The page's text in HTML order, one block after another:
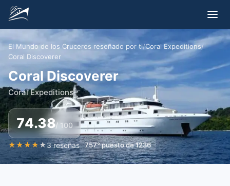
El Mundo de los Cruceros reseñado por ti/Coral Expeditions/
Coral Discoverer
Coral Discoverer
Coral Expeditions
74.38/ 100
★★★★★3 reseñas 757°puesto de1236